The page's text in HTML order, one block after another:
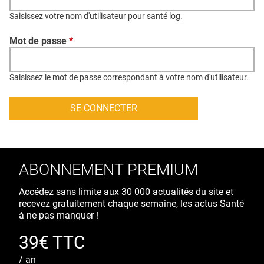
CONTACT
CRÉDITS
Saisissez votre nom d'utilisateur pour santé log.
Mot de passe *
Saisissez le mot de passe correspondant à votre nom d'utilisateur.
ABONNEMENT PREMIUM
Accédez sans limite aux 30 000 actualités du site et
recevez gratuitement chaque semaine, les actus Santé
à ne pas manquer !
39€ TTC
/ an